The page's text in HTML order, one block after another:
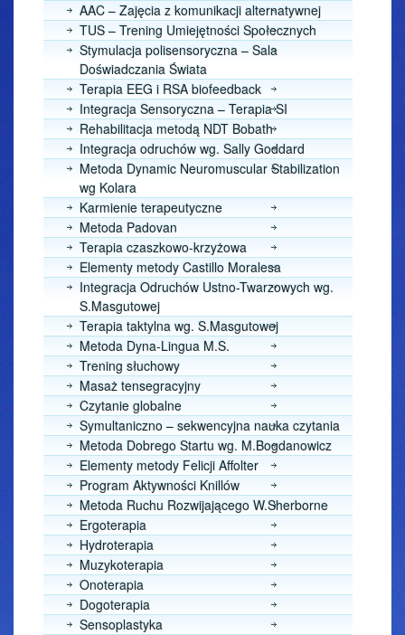
AAC – Zajęcia z komunikacji alternatywnej
TUS – Trening Umiejętności Społecznych
Stymulacja polisensoryczna – Sala
Doświadczania Świata
Terapia EEG i RSA biofeedback
Integracja Sensoryczna – Terapia SI
Rehabilitacja metodą NDT Bobath
Integracja odruchów wg. Sally Goddard
Metoda Dynamic Neuromuscular Stabilization
wg Kolara
Karmienie terapeutyczne
Metoda Padovan
Terapia czaszkowo-krzyżowa
Elementy metody Castillo Moralesa
Integracja Odruchów Ustno-Twarzowych wg.
S.Masgutowej
Terapia taktylna wg. S.Masgutowej
Metoda Dyna-Lingua M.S.
Trening słuchowy
Masaż tensegracyjny
Czytanie globalne
Symultaniczno – sekwencyjna nauka czytania
Metoda Dobrego Startu wg. M.Bogdanowicz
Elementy metody Felicji Affolter
Program Aktywności Knillów
Metoda Ruchu Rozwijającego W.Sherborne
Ergoterapia
Hydroterapia
Muzykoterapia
Onoterapia
Dogoterapia
Sensoplastyka